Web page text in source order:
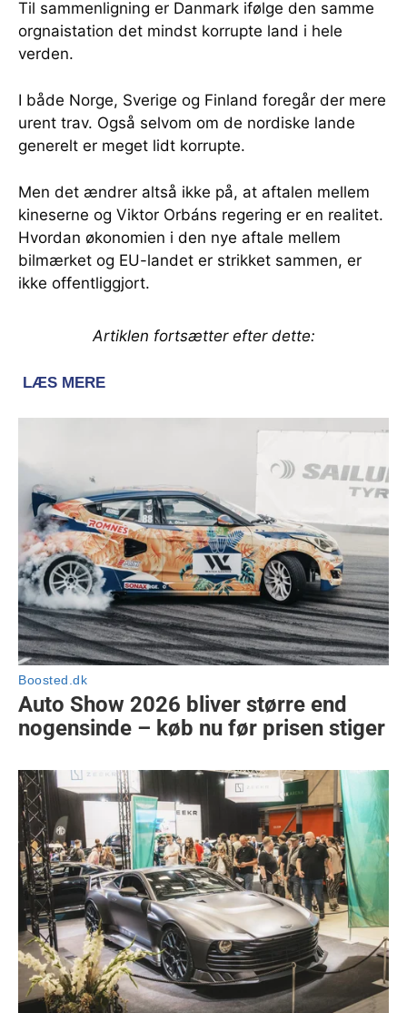
Til sammenligning er Danmark ifølge den samme
orgnaistation det mindst korrupte land i hele
verden.
I både Norge, Sverige og Finland foregår der mere
urent trav. Også selvom om de nordiske lande
generelt er meget lidt korrupte.
Men det ændrer altså ikke på, at aftalen mellem
kineserne og Viktor Orbáns regering er en realitet.
Hvordan økonomien i den nye aftale mellem
bilmærket og EU-landet er strikket sammen, er
ikke offentliggjort.
Artiklen fortsætter efter dette: